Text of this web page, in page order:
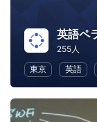
255人
東京
英語